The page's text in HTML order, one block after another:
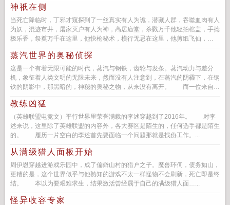
神祇在侧
当死亡降临时，丁邪才窥探到了一丝真实有人为诡，潜藏人群，吞噬血肉有人
为妖，混迹市井，屠家灭户有人为神，高居庙堂，杀戮万千他轻拍棺盖，手捻
极乐香，祭奠万千在这里，他快枪秘术，横行无忌在这里，他剪纸飞仙，
蒸汽世界的奥秘侦探
这是一个有着无限可能的时代，蒸汽与钢铁，齿轮与发条。蒸汽动力与差分
机，象征着人类文明的无限未来，然而没有人注意到，在蒸汽的阴霾下，在钢
铁的阴影中，那黑暗的，神秘的奥秘之物，从来没有离开。 而一位来自异
教练凶猛
（英雄联盟电竞文）平行世界里荣誉满载的李述穿越到了2016年。 对李
述来说，这里除了英雄联盟的内容外，各大赛区是陌生的，任何选手都是陌生
的。 履历一片空白的李述首先要面临一个问题那就是找份工作。...
从满级猎人面板开始
周伊恩穿越进游戏乐园中，成了偏僻山村的猎户之子。魔兽环伺，债务如山，
更糟的是，这个世界似乎与他熟知的游戏不太一样怪物不会刷新，死亡即是终
结。 本以为要艰难求生，结果激活曾经属于自己的满级猎人面…...
怪异收容专家